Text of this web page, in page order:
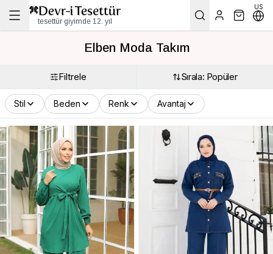
tesettür giyimde 12. yıl
US
Elben Moda Takım
Filtrele Sırala: Popüler
Stil Beden Renk Avantaj